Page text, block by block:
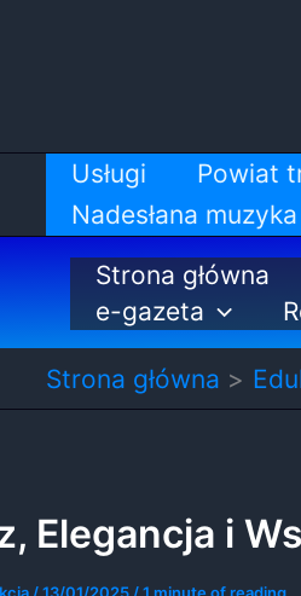
Usługi Powiat
Nadesłana muzyka
Strona główna
e-gazeta
Strona główna
Elegancja i
/13/01/2025 /1 minute of reading